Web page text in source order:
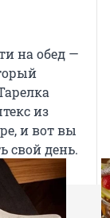
на обед —
из
и вот вы
свой день.